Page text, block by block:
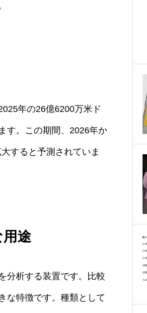
年の26億6200万米ド
す。この期間、2026年か
すると予測されていま
途
分析する装置です。比較
な特徴です。種類として